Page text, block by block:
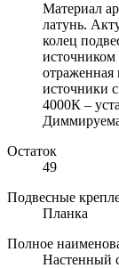
Материал
латунь.
колец
источником
источники
4000К –
Остаток
49
Подвесные
Планка
Полное
Настенный